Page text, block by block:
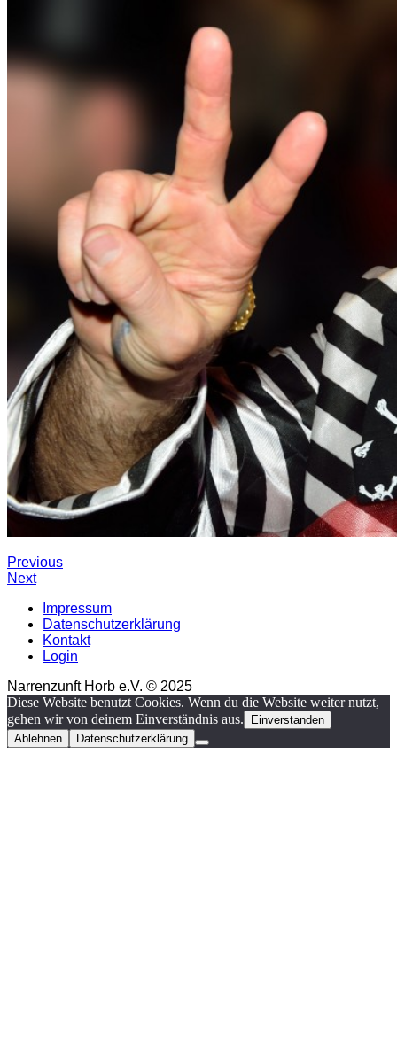
Previous
Next
Impressum
Datenschutzerklärung
Kontakt
Login
Narrenzunft Horb e.V. © 2025
Diese Website benutzt Cookies. Wenn du die Website weiter nutzt,
gehen wir von deinem Einverständnis aus.
Einverstanden
Ablehnen
Datenschutzerklärung